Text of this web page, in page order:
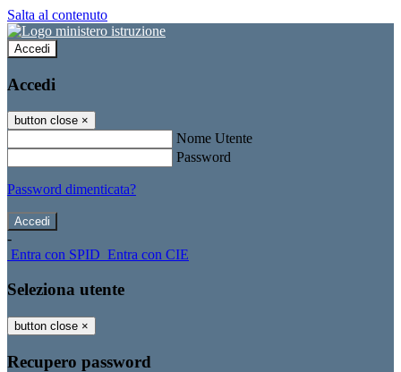
Salta al contenuto
Accedi
Accedi
button close ×
Nome Utente
Password
Password dimenticata?
-
Entra con SPID Entra con CIE
Seleziona utente
button close ×
Recupero password